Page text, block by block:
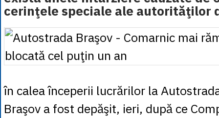
1 TRY= 0.1141
1 UAH= 0.1048
1 ZAR
= 0.2318
cerinţele speciale ale autorităţilor
în calea începerii lucrărilor la
Braşov a fost depăşit, ieri, după ce